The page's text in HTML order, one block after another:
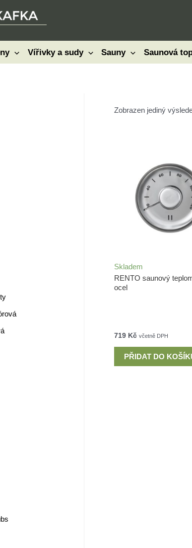
Vířivky a sudy Sauny Saunová
Zobrazen jediný
Skladem
RENTO saunový
ocel
719 Kč včetně DPH
PŘIDAT DO